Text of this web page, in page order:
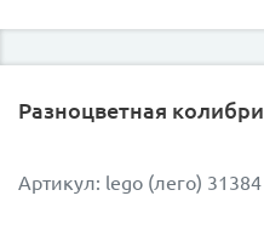
Разноцветная колибри
Артикул: lego (лего) 31384